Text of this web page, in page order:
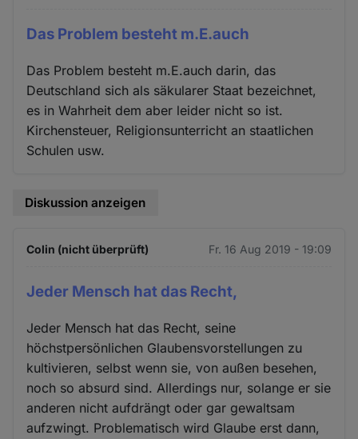
Das Problem besteht m.E.auch
Das Problem besteht m.E.auch darin, das
Deutschland sich als säkularer Staat bezeichnet,
es in Wahrheit dem aber leider nicht so ist.
Kirchensteuer, Religionsunterricht an staatlichen
Schulen usw.
Diskussion anzeigen
Colin (nicht überprüft) Fr. 16 Aug 2019 - 19:09
Jeder Mensch hat das Recht,
Jeder Mensch hat das Recht, seine
höchstpersönlichen Glaubensvorstellungen zu
kultivieren, selbst wenn sie, von außen besehen,
noch so absurd sind. Allerdings nur, solange er sie
anderen nicht aufdrängt oder gar gewaltsam
aufzwingt. Problematisch wird Glaube erst dann,